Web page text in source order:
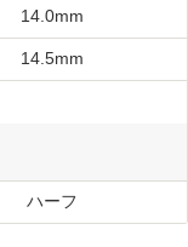
14.0mm
14.5mm
ハーフ